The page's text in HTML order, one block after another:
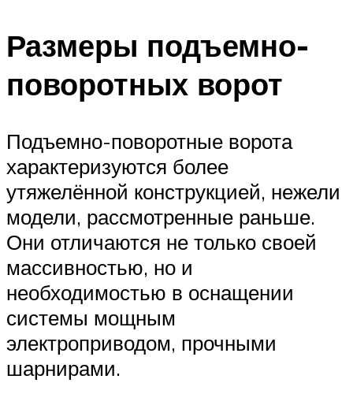
Размеры подъемно-
поворотных ворот
Подъемно-поворотные ворота
характеризуются более
утяжелённой конструкцией, нежели
модели, рассмотренные раньше.
Они отличаются не только своей
массивностью, но и
необходимостью в оснащении
системы мощным
электроприводом, прочными
шарнирами.